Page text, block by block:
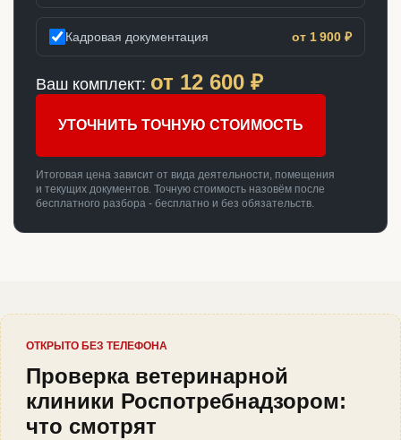
Кадровая документация от 1 900 ₽
Ваш комплект: от 12 600 ₽
УТОЧНИТЬ ТОЧНУЮ СТОИМОСТЬ
Итоговая цена зависит от вида деятельности, помещения
и текущих документов. Точную стоимость назовём после
бесплатного разбора - бесплатно и без обязательств.
ОТКРЫТО БЕЗ ТЕЛЕФОНА
Проверка ветеринарной
клиники Роспотребнадзором:
что смотрят